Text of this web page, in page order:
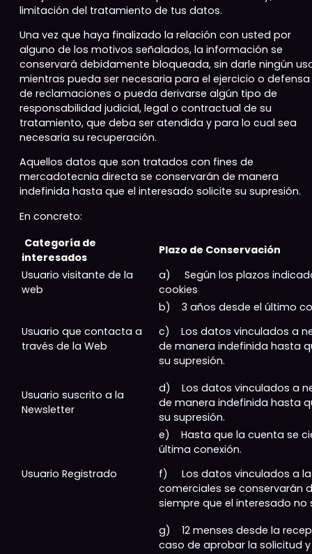
limitación del tratamiento de tus datos.
Una vez que haya finalizado la relación con usted por
alguno de los motivos señalados, la información se
conservará debidamente bloqueada, sin darle ningún
mientras pueda ser necesaria para el ejercicio o defensa
de reclamaciones o pueda derivarse algún tipo de
responsabilidad judicial, legal o contractual de su
tratamiento, que deba ser atendida y para lo cual sea
necesaria su recuperación.
Aquellos datos que son tratados con fines de
mercadotecnia directa se conservarán de manera
indefinida hasta que el interesado solicite su supresión.
En concreto:
Categoría de
interesados
Plazo de Conservación
Usuario visitante de la
web
a) Según los plazos
cookies
Usuario que contacta a
través de la Web
b) 3 años desde el último
c) Los datos vinculados a
de manera indefinida hasta
su supresión.
Usuario suscrito a la
Newsletter
d) Los datos vinculados a
de manera indefinida hasta
su supresión.
Usuario Registrado
e) Hasta que la cuenta se
última conexión.
f) Los datos vinculados a
comerciales se conservarán
siempre que el interesado no
g) 12 menses desde la
caso de aprobar la solicitud